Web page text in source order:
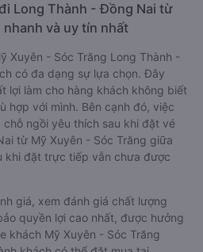
Long Thành - Đồng Nai từ
và uy tín nhất
Xuyên - Sóc Trăng Long Thành -
có đa dạng sự lựa chọn. Đây
lợi làm cho hàng khách không biết
hợp với mình. Bên cạnh đó, việc
ngồi yêu thích sau khi đặt vé
từ Mỹ Xuyên - Sóc Trăng giữa
khi đặt trực tiếp vẫn chưa được
giá, xem đánh giá chất lượng
quyền lợi cao nhất, được hưởng
khách Mỹ Xuyên - Sóc Trăng